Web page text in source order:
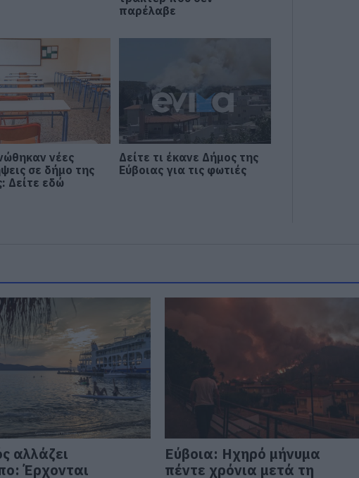
παρέλαβε
νέες
σε δήμο της
Δείτε εδώ
Δείτε τι έκανε Δήμος της
Εύβοιας για τις φωτιές
αλλάζει
Έρχονται
Εύβοια: Ηχηρό μήνυμα
πέντε χρόνια μετά τη